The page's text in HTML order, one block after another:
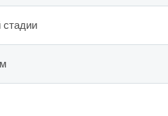
стадии